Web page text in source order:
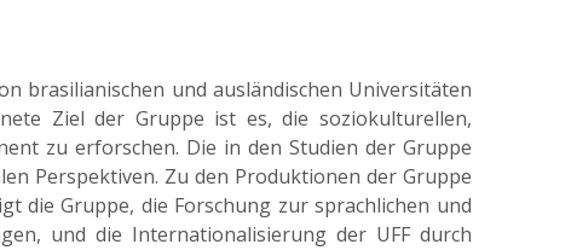
brasilianischen und ausländischen Universitäten
Ziel der Gruppe ist es, die soziokulturellen,
zu erforschen. Die in den Studien der Gruppe
Perspektiven. Zu den Produktionen der Gruppe
die Gruppe, die Forschung zur sprachlichen und
und die Internationalisierung der UFF durch